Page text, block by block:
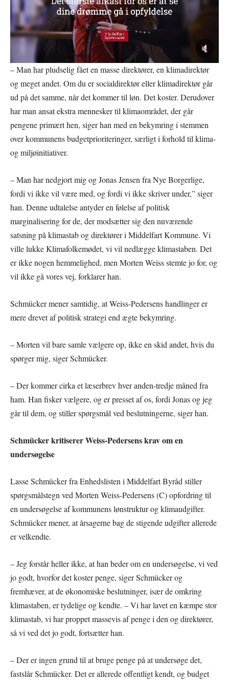
– Man har pludselig fået en masse direktører, en klimadirektør
og meget andet. Om du er socialdirektør eller klimadirektør går
ud på det samme, når det kommer til løn. Det koster. Derudover
har man ansat ekstra mennesker til klimaområdet, der går
pengene primært hen, siger han med en bekymring i stemmen
over kommunens budgetprioriteringer, særligt i forhold til klima-
og miljøinitiativer.
– Man har nedgjort mig og Jonas Jensen fra Nye Borgerlige,
fordi vi ikke vil være med, og fordi vi ikke skriver under,” siger
han. Denne udtalelse antyder en følelse af politisk
marginalisering for de, der modsætter sig den nuværende
satsning på klimastab og direktører i Middelfart Kommune. Vi
ville lukke Klimafolkemødet, vi vil nedlægge klimastaben. Det
er ikke nogen hemmelighed, men Morten Weiss stemte jo for, og
vil ikke gå vores vej, forklarer han.
Schmücker mener samtidig, at Weiss-Pedersens handlinger er
mere drevet af politisk strategi end ægte bekymring.
– Morten vil bare samle vælgere op, ikke en skid andet, hvis du
spørger mig, siger Schmücker.
– Der kommer cirka et læserbrev hver anden-tredje måned fra
ham. Han fisker vælgere, og er presset af os, fordi Jonas og jeg
går til dem, og stiller spørgsmål ved beslutningerne, siger han.
Schmücker kritiserer Weiss-Pedersens krav om en
undersøgelse
Lasse Schmücker fra Enhedslisten i Middelfart Byråd stiller
spørgsmålstegn ved Morten Weiss-Pedersens (C) opfordring til
en undersøgelse af kommunens lønstruktur og klimaudgifter.
Schmücker mener, at årsagerne bag de stigende udgifter allerede
er velkendte.
– Jeg forstår heller ikke, at han beder om en undersøgelse, vi ved
jo godt, hvorfor det koster penge, siger Schmücker og
fremhæver, at de økonomiske beslutninger, især de omkring
klimastaben, er tydelige og kendte. – Vi har lavet en kæmpe stor
klimastab, vi har proppet massevis af penge i den og direktører,
så vi ved det jo godt, fortsætter han.
– Der er ingen grund til at bruge penge på at undersøge det,
fastslår Schmücker. Det er allerede offentligt kendt, og budget